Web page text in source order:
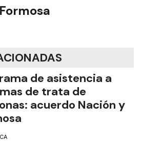
de asistencia a
de trata de
acuerdo Nación y